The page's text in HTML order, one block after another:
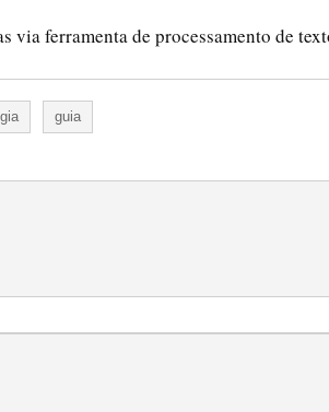
via ferramenta de processamento de
guia